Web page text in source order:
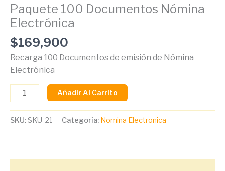
Paquete 100 Documentos Nómina
Electrónica
$169,900
Recarga 100 Documentos de emisión de Nómina
Electrónica
Añadir Al Carrito
SKU:SKU-21 Categoría: Nomina Electronica